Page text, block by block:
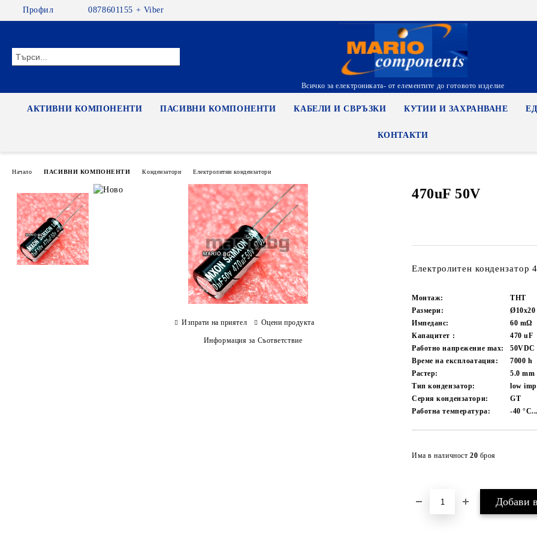
Профил 0878601155 + Viber
Всичко за електрониката- от елементите до готовото изделие
АКТИВНИ КОМПОНЕНТИ ПАСИВНИ КОМПОНЕНТИ КАБЕЛИ И СВРЪЗКИ КУТИИ И ЗАХРАНВАНЕ
КОНТАКТИ
Начало ПАСИВНИ КОМПОНЕНТИ Кондензатори Електролитни кондензатори
470uF 50V
Електролитен кондензатор
Монтаж:
THT
Размери:
Ø10x20
Импеданс:
60 mΩ
Капацитет :
470uF
Работно напрежение max:
50VDC
Време на експлоатация:
7000 h
Растер:
5.0mm
Тип кондензатор:
low
Серия кондензатори:
GT
Работна температура:
-40
Има в наличност 20 броя
Изпрати на приятел Оцени продукта
Информация за Съответствие